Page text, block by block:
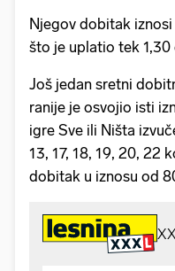
Njegov dobitak
što je uplatio tek
Još jedan sretni
ranije je osvojio isti
igre Sve ili Ništa
13, 17, 18, 19, 20, 22
dobitak u iznosu od